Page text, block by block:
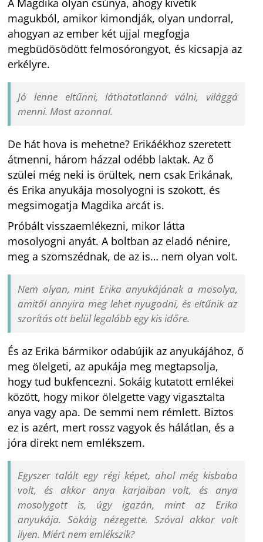
magukból, amikor kimondják, olyan undorral,
ahogyan az ember két ujjal megfogja
megbüdösödött felmosórongyot, és kicsapja az
erkélyre.
Jó lenne eltűnni, láthatatlanná válni, világgá
menni. Most azonnal.
De hát hova is mehetne? Erikáékhoz szeretett
átmenni, három házzal odébb laktak. Az ő
szülei még neki is örültek, nem csak Erikának,
és Erika anyukája mosolyogni is szokott, és
megsimogatja Magdika arcát is.
Próbált visszaemlékezni, mikor látta
mosolyogni anyát. A boltban az eladó nénire,
meg a szomszédnak, de az is… nem olyan volt.
Nem olyan, mint Erika anyukájának a mosolya,
amitől annyira meg lehet nyugodni, és eltűnik az
szorítás ott belül legalább egy kis időre.
És az Erika bármikor odabújik az anyukájához, ő
meg ölelgeti, az apukája meg megtapsolja,
hogy tud bukfencezni. Sokáig kutatott emlékei
között, hogy mikor ölelgette vagy vigasztalta
anya vagy apa. De semmi nem rémlett. Biztos
ez is azért, mert rossz vagyok és hálátlan, és a
jóra direkt nem emlékszem.
Egyszer talált egy régi képet, ahol még kisbaba
volt, és akkor anya karjaiban volt, és anya
mosolygott is, úgy igazán, mint az Erika
anyukája. Sokáig nézegette. Szóval akkor volt
ilyen. Miért nem emlékszik?